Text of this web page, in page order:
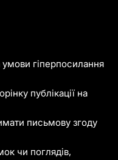
умови гіперпосилання
публікації на
письмову згоду
чи поглядів,